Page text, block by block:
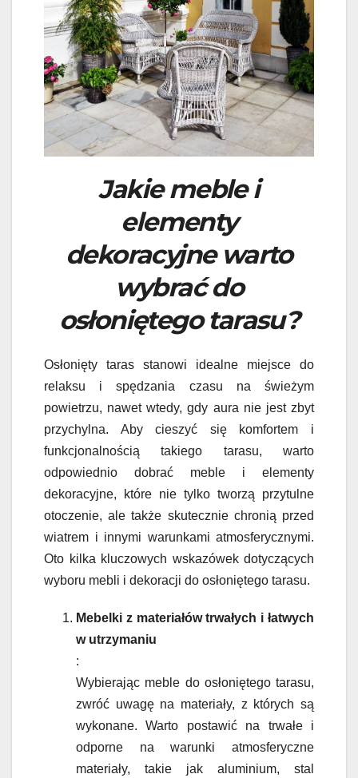
Jakie meble i
elementy
dekoracyjne warto
wybrać do
osłoniętego tarasu?
Osłonięty taras stanowi idealne miejsce do
relaksu i spędzania czasu na świeżym
powietrzu, nawet wtedy, gdy aura nie jest zbyt
przychylna. Aby cieszyć się komfortem i
funkcjonalnością takiego tarasu, warto
odpowiednio dobrać meble i elementy
dekoracyjne, które nie tylko tworzą przytulne
otoczenie, ale także skutecznie chronią przed
wiatrem i innymi warunkami atmosferycznymi.
Oto kilka kluczowych wskazówek dotyczących
wyboru mebli i dekoracji do osłoniętego tarasu.
Mebelki z materiałów trwałych i łatwych
w utrzymaniu
:
Wybierając meble do osłoniętego tarasu,
zwróć uwagę na materiały, z których są
wykonane. Warto postawić na trwałe i
odporne na warunki atmosferyczne
materiały, takie jak aluminium, stal